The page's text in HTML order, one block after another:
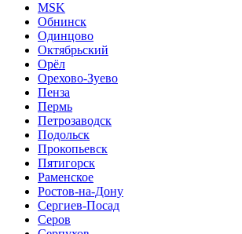
MSK
Обнинск
Одинцово
Октябрьский
Орёл
Орехово-Зуево
Пенза
Пермь
Петрозаводск
Подольск
Прокопьевск
Пятигорск
Раменское
Ростов-на-Дону
Сергиев-Посад
Серов